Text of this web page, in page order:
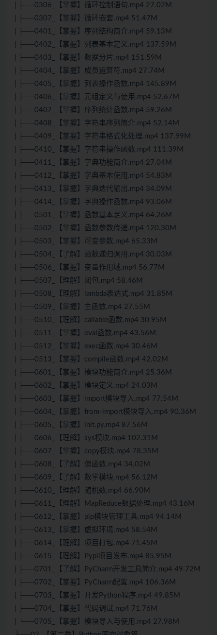
| ├──0306_【掌握】循环控制语句.mp4 27.02M
| ├──0307_【掌握】循环嵌套.mp4 51.47M
| ├──0401_【掌握】序列结构简介.mp4 59.13M
| ├──0402_【掌握】列表基本定义.mp4 137.59M
| ├──0403_【掌握】数据分片.mp4 151.59M
| ├──0404_【掌握】成员运算符.mp4 27.74M
| ├──0405_【掌握】列表操作函数.mp4 145.89M
| ├──0406_【掌握】元组定义与使用.mp4 52.67M
| ├──0407_【掌握】序列统计函数.mp4 59.26M
| ├──0408_【掌握】字符串序列简介.mp4 52.14M
| ├──0409_【掌握】字符串格式化处理.mp4 137.99M
| ├──0410_【掌握】字符串操作函数.mp4 111.39M
| ├──0411_【掌握】字典功能简介.mp4 27.04M
| ├──0412_【掌握】字典基本使用.mp4 54.83M
| ├──0413_【掌握】字典迭代输出.mp4 34.09M
| ├──0414_【掌握】字典操作函数.mp4 93.06M
| ├──0501_【掌握】函数基本定义.mp4 64.26M
| ├──0502_【掌握】函数参数传递.mp4 120.30M
| ├──0503_【掌握】可变参数.mp4 65.33M
| ├──0504_【了解】函数递归调用.mp4 30.03M
| ├──0506_【掌握】变量作用域.mp4 56.77M
| ├──0507_【理解】闭包.mp4 58.46M
| ├──0508_【理解】lambda表达式.mp4 31.85M
| ├──0509_【掌握】主函数.mp4 27.55M
| ├──0510_【理解】callable函数.mp4 30.95M
| ├──0511_【掌握】eval函数.mp4 43.56M
| ├──0512_【掌握】exec函数.mp4 30.46M
| ├──0513_【掌握】compile函数.mp4 42.02M
| ├──0601_【掌握】模块功能简介.mp4 25.36M
| ├──0602_【掌握】模块定义.mp4 24.03M
| ├──0603_【掌握】import模块导入.mp4 77.54M
| ├──0604_【掌握】from-import模块导入.mp4 90.36M
| ├──0605_【掌握】init.py.mp4 87.56M
| ├──0606_【理解】sys模块.mp4 102.31M
| ├──0607_【掌握】copy模块.mp4 78.35M
| ├──0608_【了解】偏函数.mp4 34.02M
| ├──0609_【了解】数学模块.mp4 56.12M
| ├──0610_【理解】随机数.mp4 66.90M
| ├──0611_【理解】MapReduce数据处理.mp4 43.16M
| ├──0612_【掌握】pip模块管理工具.mp4 94.14M
| ├──0613_【掌握】虚拟环境.mp4 58.54M
| ├──0614_【理解】项目打包.mp4 71.45M
| ├──0615_【理解】Pypi项目发布.mp4 85.95M
| ├──0701_【了解】PyCharm开发工具简介.mp4 49.72M
| ├──0702_【掌握】PyCharm配置.mp4 106.36M
| ├──0703_【掌握】开发Python程序.mp4 49.85M
| ├──0704_【掌握】代码调试.mp4 71.76M
| └──0705_【掌握】模块导入与使用.mp4 27.98M